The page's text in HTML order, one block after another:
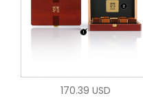
170.39 USD